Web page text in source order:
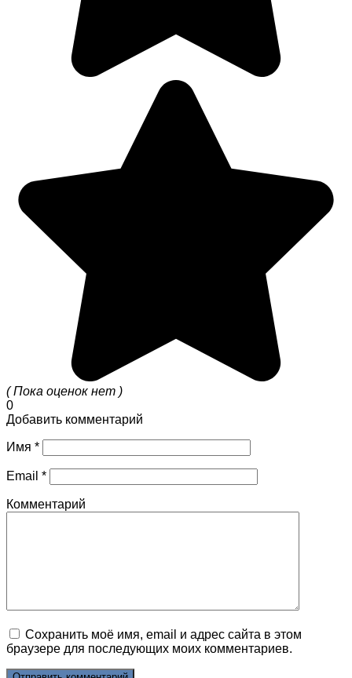
( Пока оценок нет )
0
Добавить комментарий
Имя *
Email *
Комментарий
Сохранить моё имя, email и адрес сайта в этом
браузере для последующих моих комментариев.